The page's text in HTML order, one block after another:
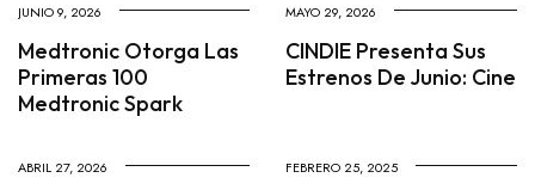
JUNIO 9, 2026
Medtronic Otorga Las
Primeras 100
Medtronic Spark
MAYO 29, 2026
CINDIE Presenta Sus
Estrenos De Junio: Cine
ABRIL 27, 2026 FEBRERO 25, 2025